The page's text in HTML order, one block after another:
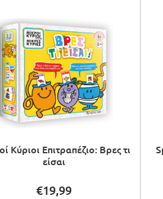
Κύριοι Επιτραπέζιο: Βρες τι
είσαι
€19,99